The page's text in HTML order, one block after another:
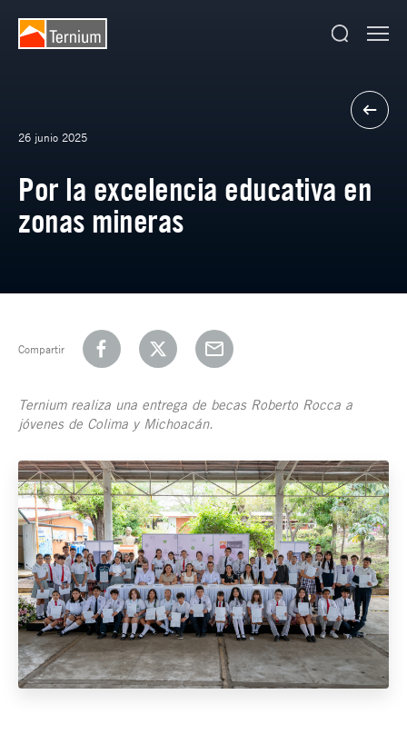
26 junio 2025
Por la excelencia educativa en
zonas mineras
Compartir
Ternium realiza una entrega de becas Roberto Rocca a
jóvenes de Colima y Michoacán.